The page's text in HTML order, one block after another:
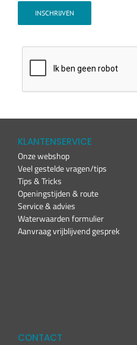
INSCHRIJVEN
KLANTENSERVICE
Onze webshop
Veel gestelde vragen/tips
Tips & Tricks
Openingstijden & route
Service & advies
Waterwaarden formulier
Aanvraag vrijblijvend gesprek
CONTACT